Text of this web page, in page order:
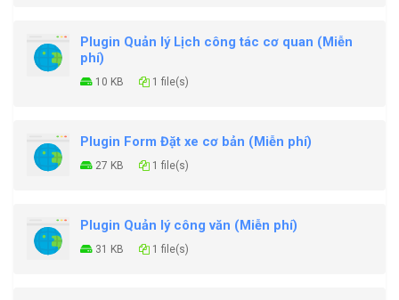
Plugin Quản lý Lịch công tác cơ quan (Miễn
phí)
10 KB 1 file(s)
Plugin Form Đặt xe cơ bản (Miễn phí)
27 KB 1 file(s)
Plugin Quản lý công văn (Miễn phí)
31 KB 1 file(s)